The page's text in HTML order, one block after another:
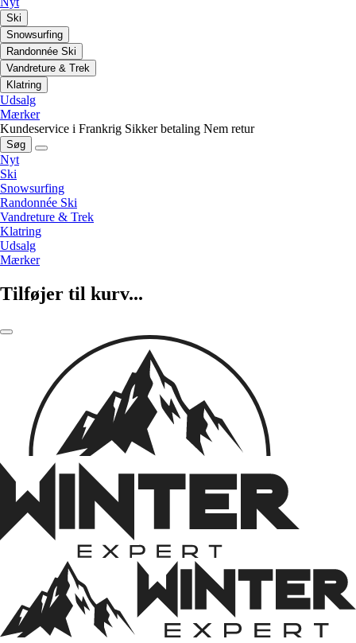
Ski
Snowsurfing
Randonnée Ski
Vandreture & Trek
Klatring
Udsalg
Mærker
Kundeservice i Frankrig Sikker betaling Nem retur
Søg
Nyt
Ski
Snowsurfing
Randonnée Ski
Vandreture & Trek
Klatring
Udsalg
Mærker
Tilføjer til kurv...